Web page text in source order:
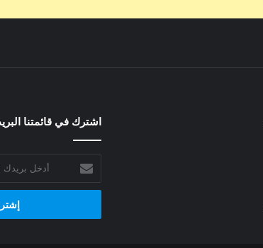
اشترك في قائمتنا
بريدك
الإلكتروني